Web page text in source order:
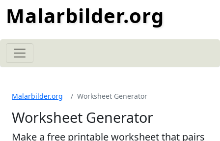
Malarbilder.org
Malarbilder.org Worksheet Generator
Worksheet Generator
Make a free printable worksheet that pairs